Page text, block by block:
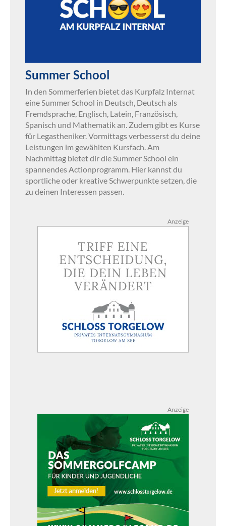
Summer School
In den Sommerferien bietet das Kurpfalz Internat
eine Summer School in Deutsch, Deutsch als
Fremdsprache, Englisch, Latein, Französisch,
Spanisch und Mathematik an. Zudem gibt es Kurse
für Legastheniker. Vormittags verbesserst du deine
Leistungen im gewählten Kursfach. Am
Nachmittag bietet dir die Summer School ein
spannendes Actionprogramm. Hier kannst du
sportliche oder kreative Schwerpunkte setzen, die
zu deinen Interessen passen.
Anzeige
Anzeige